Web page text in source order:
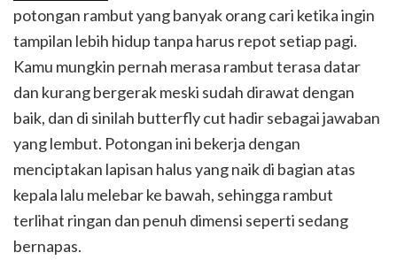
potongan rambut yang banyak orang cari ketika ingin
tampilan lebih hidup tanpa harus repot setiap pagi.
Kamu mungkin pernah merasa rambut terasa datar
dan kurang bergerak meski sudah dirawat dengan
baik, dan di sinilah butterfly cut hadir sebagai jawaban
yang lembut. Potongan ini bekerja dengan
menciptakan lapisan halus yang naik di bagian atas
kepala lalu melebar ke bawah, sehingga rambut
terlihat ringan dan penuh dimensi seperti sedang
bernapas.